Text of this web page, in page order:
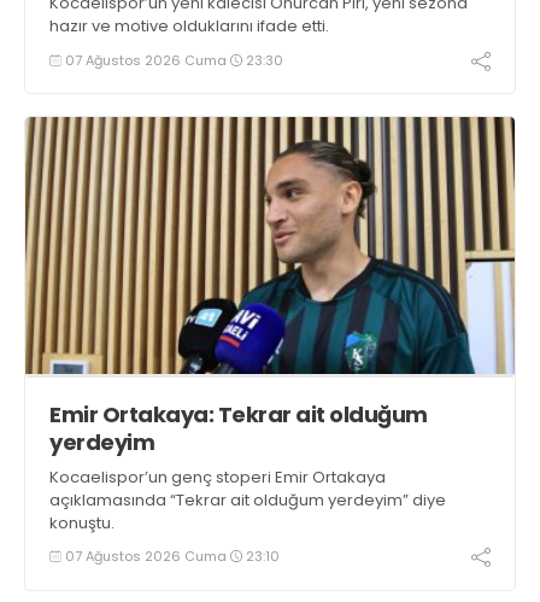
hazır ve motive olduklarını ifade etti.
07 Ağustos 2026 Cuma 23:30
Emir Ortakaya: Tekrar ait olduğum
yerdeyim
Kocaelispor’un genç stoperi Emir Ortakaya
açıklamasında “Tekrar ait olduğum yerdeyim” diye
konuştu.
07 Ağustos 2026 Cuma 23:10